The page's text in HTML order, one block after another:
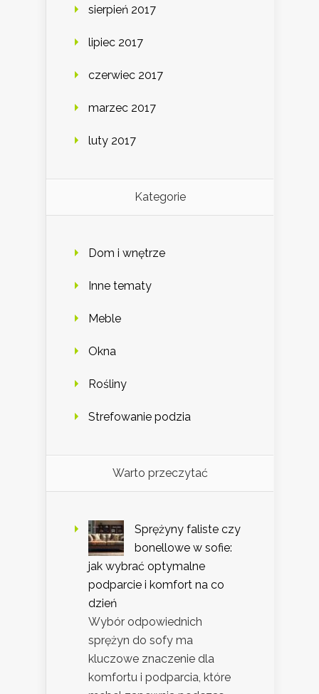
sierpień 2017
lipiec 2017
czerwiec 2017
marzec 2017
luty 2017
Kategorie
Dom i wnętrze
Inne tematy
Meble
Okna
Rośliny
Strefowanie podzia
Warto przeczytać
Sprężyny faliste czy
bonellowe w sofie:
jak wybrać optymalne
podparcie i komfort na co
dzień
Wybór odpowiednich
sprężyn do sofy ma
kluczowe znaczenie dla
komfortu i podparcia, które